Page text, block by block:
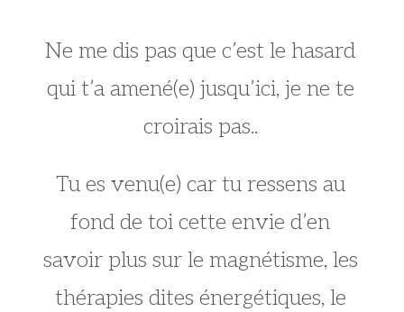
Ne me dis pas que c’est le hasard
qui t’a amené(e) jusqu’ici, je ne te
croirais pas..
Tu es venu(e) car tu ressens au
fond de toi cette envie d’en
savoir plus sur le magnétisme, les
thérapies dites énergétiques, le